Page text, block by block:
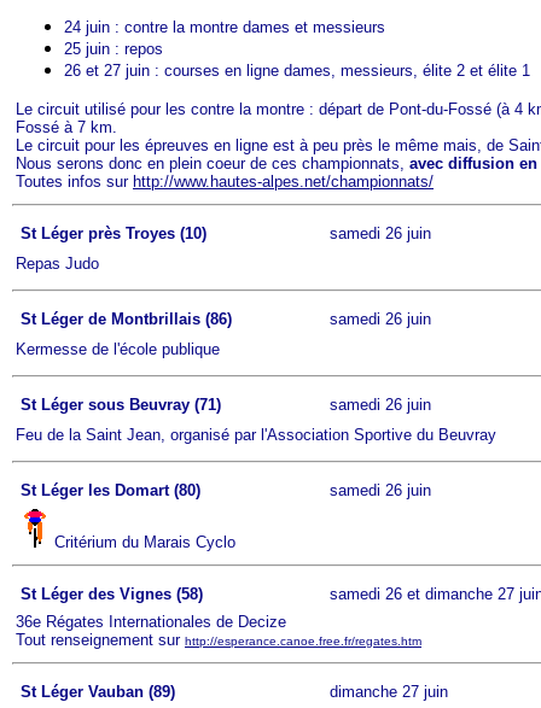
24 juin : contre la montre dames et messieurs
25 juin : repos
26 et 27 juin : courses en ligne dames, messieurs, élite 2 et élite 1
Le circuit utilisé pour les contre la montre : départ de Pont-du-Fossé (à 4
Fossé à 7 km.
Le circuit pour les épreuves en ligne est à peu près le même mais, de
Nous serons donc en plein coeur de ces championnats, avec diffusion
Toutes infos sur http://www.hautes-alpes.net/championnats/
St Léger près Troyes (10)
samedi 26 juin
Repas Judo
St Léger de Montbrillais (86)
samedi 26 juin
Kermesse de l'école publique
St Léger sous Beuvray (71)
samedi 26 juin
Feu de la Saint Jean, organisé par l'Association Sportive du Beuvray
St Léger les Domart (80) samedi 26 juin
Critérium du Marais Cyclo
St Léger des Vignes (58)
samedi 26 et dimanche 27
36e Régates Internationales de Decize
Tout renseignement sur http://esperance.canoe.free.fr/regates.htm
St Léger Vauban (89) dimanche 27 juin